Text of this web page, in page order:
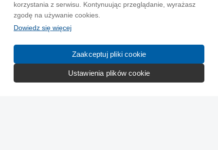
korzystania z serwisu. Kontynuując przeglądanie, wyrażasz
zgodę na używanie cookies.
Dowiedz się więcej
Zaakceptuj pliki cookie
Ustawienia plików cookie